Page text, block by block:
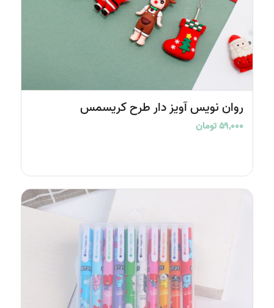
روان نویس آویز دار طرح کریسمس
۵۹,۰۰۰تومان